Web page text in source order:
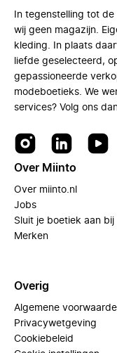
In tegenstelling tot
wij geen magazijn.
kleding. In plaats
liefde geselecteerd,
gepassioneerde
modeboetieks. We
services? Volg ons
Over Miinto
Over miinto.nl
Jobs
Sluit je boetiek aan bij
Merken
Overig
Algemene
Privacywetgeving
Cookiebeleid